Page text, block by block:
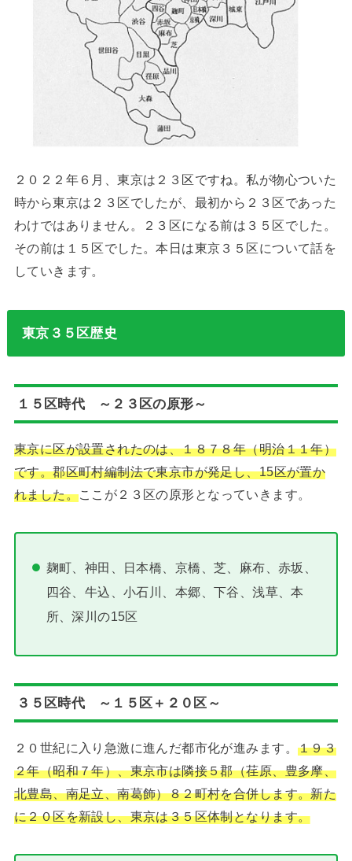
２０２２年６月、東京は２３区ですね。私が物心ついた
時から東京は２３区でしたが、最初から２３区であった
わけではありません。２３区になる前は３５区でした。
その前は１５区でした。本日は東京３５区について話を
していきます。
東京３５区歴史
１５区時代 ～２３区の原形～
東京に区が設置されたのは、１８７８年（明治１１年）
です。郡区町村編制法で東京市が発足し、15区が置か
れました。ここが２３区の原形となっていきます。
麹町、神田、日本橋、京橋、芝、麻布、赤坂、
四谷、牛込、小石川、本郷、下谷、浅草、本
所、深川の15区
３５区時代 ～１５区＋２０区～
２０世紀に入り急激に進んだ都市化が進みます。 １９３
２年（昭和７年）、東京市は隣接５郡（荏原、豊多摩、
北豊島、南足立、南葛飾）８２町村を合併します。新た
に２０区を新設し、東京は３５区体制となります。